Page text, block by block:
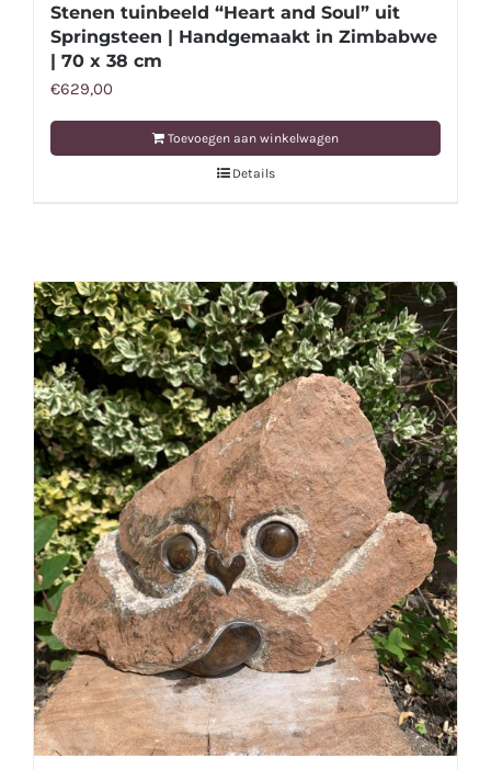
Stenen tuinbeeld “Heart and Soul” uit
Springsteen | Handgemaakt in Zimbabwe
| 70 x 38 cm
€629,00
Toevoegen aan winkelwagen
Details